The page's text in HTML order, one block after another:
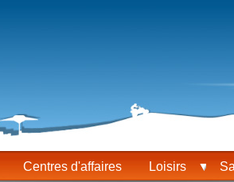
Centres d'affaires Loisirs